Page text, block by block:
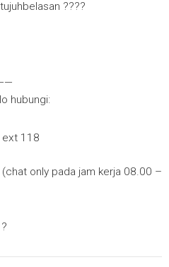
????
hubungi:
118
only pada jam kerja 08.00 –